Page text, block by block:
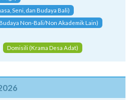
Seni, dan Budaya Bali)
Non-Bali/Non Akademik Lain)
Domisili (Krama Desa Adat)